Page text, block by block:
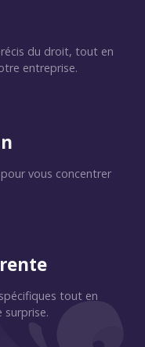
du droit, tout en
entreprise.
vous concentrer
tout en
surprise.